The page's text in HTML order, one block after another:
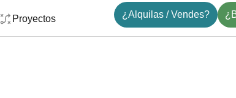
Proyectos ¿Alquilas / Vendes?